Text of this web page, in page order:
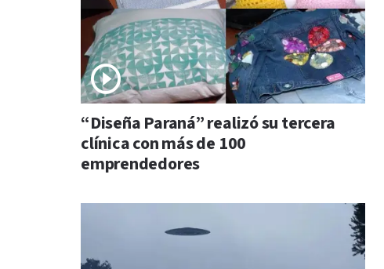
“Diseña Paraná” realizó su tercera
clínica con más de 100
emprendedores